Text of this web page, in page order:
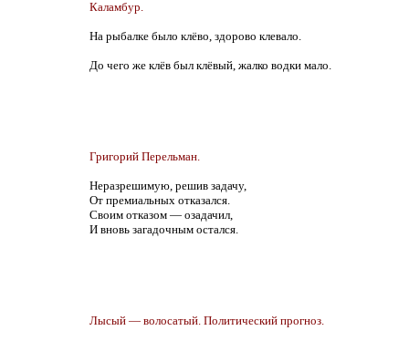
Каламбур.
На рыбалке было клёво, здорово клевало.
До чего же клёв был клёвый, жалко водки мало.
Григорий Перельман.
Неразрешимую, решив задачу,
От премиальных отказался.
Своим отказом — озадачил,
И вновь загадочным остался.
Лысый — волосатый. Политический прогноз.